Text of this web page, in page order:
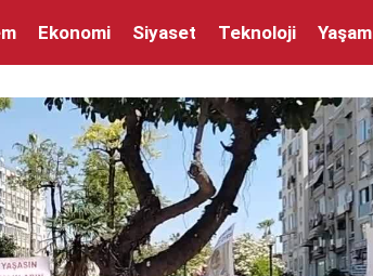
Ekonomi Siyaset Teknoloji Yaşam